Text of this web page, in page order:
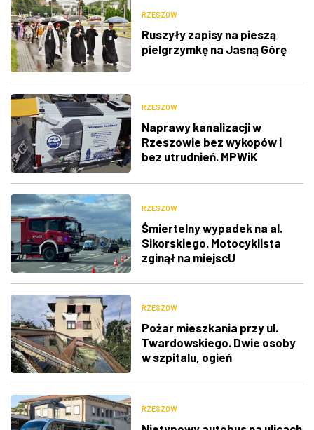
RZESZÓW
Ruszyły zapisy na pieszą
pielgrzymkę na Jasną Górę
RZESZÓW
Naprawy kanalizacji w
Rzeszowie bez wykopów i
bez utrudnień. MPWiK
sprzęt
RZESZÓW
Śmiertelny wypadek na al.
Sikorskiego. Motocyklista
zginął na miejscU
RZESZÓW
Pożar mieszkania przy ul.
Twardowskiego. Dwie osoby
w szpitalu, ogień
RZESZÓW